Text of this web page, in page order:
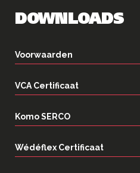
DOWNLOADS
Voorwaarden
VCA Certificaat
Komo SERCO
Wédéflex Certificaat